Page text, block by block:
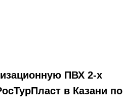
ПВХ 2-х
в Казани по